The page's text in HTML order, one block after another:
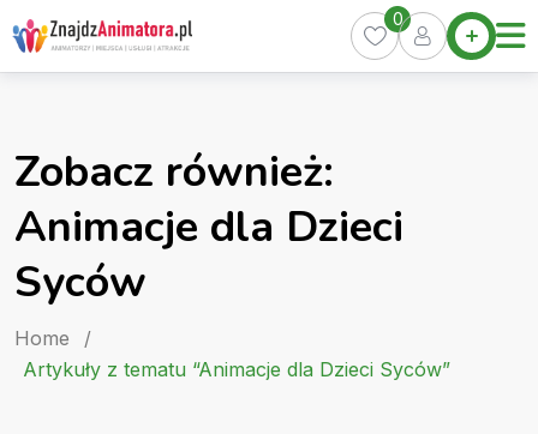
Skip
to
content
Home
Oferty
Kurs
0
Zobacz również:
Animacje dla Dzieci
Syców
Home
/
Artykuły z tematu “Animacje dla Dzieci Syców”